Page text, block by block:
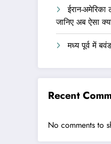
ईरान-
जानिए अब ऐसा
मध्य पूर्व में
Recent
No comments to